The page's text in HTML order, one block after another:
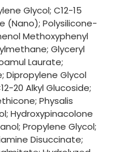
Glycol; C12-15
(Nano); Polysilicone-
Methoxyphenyl
Glyceryl
Laurate;
Dipropylene Glycol
20 Alkyl Glucoside;
Physalis
Hydroxypinacolone
Propylene Glycol;
Disuccinate;